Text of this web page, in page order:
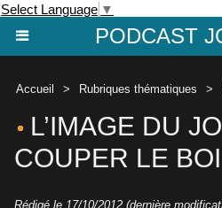
Select Language ▼
PODCAST
Accueil > Rubriques thématiques >
L’IMAGE DU
COUPER LE
Rédigé le 17/10/2012 (dernière